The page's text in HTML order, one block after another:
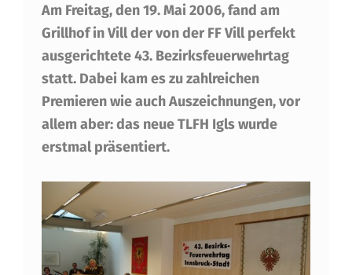
S
S
M
A
Y
R
U
N
D
Am Freitag, den 19. Mai 2006, fand am
Grillhof in Vill der von der FF Vill perfekt
ausgerichtete 43. Bezirksfeuerwehrtag
statt. Dabei kam es zu zahlreichen
Premieren wie auch Auszeichnungen, vor
allem aber: das neue TLFH Igls wurde
erstmal präsentiert.